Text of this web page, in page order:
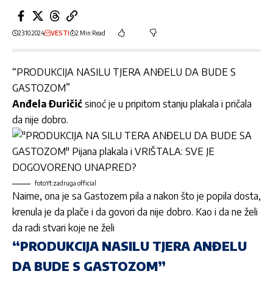
23.10.2024 VESTI 2 Min Read
“PRODUKCIJA NASILU TJERA ANĐELU DA BUDE S
GASTOZOM”
Anđela Đuričić sinoć je u pripitom stanju plakala i pričala
da nije dobro.
foto:Yt:zadruga official
Naime, ona je sa Gastozem pila a nakon što je popila dosta,
krenula je da plače i da govori da nije dobro. Kao i da ne želi
da radi stvari koje ne želi
“PRODUKCIJA NASILU TJERA ANĐELU
DA BUDE S GASTOZOM”